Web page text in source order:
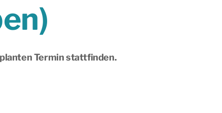
Termin stattfinden.